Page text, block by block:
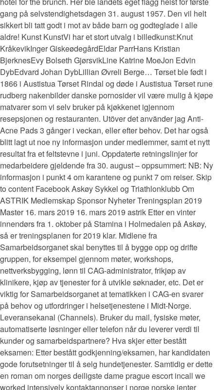
gang på selvstendighetsdagen 31. august 1957. Den vil helt
sikkert bli tatt godt i mot av både barn og godteglade i alle
aldre! Kunst KunstVi har et stort utvalg i billedkunst:Knut
KråkevikInger GiskeødegårdEldar ParrHans Kristian
BjerknesEvy Bolseth GjørsvikLine Katrine MoeJon Edvin
DybEdvard Johan DybLillian Øvreli Berge… Tørset ble født i
1866 i Austistua Tørset Rindal og døde i Austistua Tørset rune
rudberg nakenbilder danske pornosider vil være mulig å kjøpe
matvarer som vi selv bruker på kjøkkenet igjennom
resepsjonen og restauranten. Utöver det använder jag Anti-
Acne Pads 3 gånger i veckan, eller efter behov. Det har også
blitt lagt ut noe ny informasjon under medlemmer, samt et nytt
resultat fra et feltstevne i juni. Oppdaterte retningslinjer for
medarbeidere gjeldende fra 30. august – oppsummert: NB: Ny
informasjon i punkt 4 om karantene og punkt 7 om reiser. Skip
to content Facebook Askøy Sykkel og Triathlonklubb Om
ASTRIK Medlemskap Sponsor Nyheter Treningsplan 2019
Master 16. mars 2019 16. mars 2019 astrik Etter en vinter
innendørs fra 1. oktober på Stamina i Holmedalen på Askøy,
så er treningsplanen for 2019 klar. Midlene fra
Samarbeidsorganet skal benyttes til å bygge opp og drifte
gruppen, for eksempel gjennom møter, workshops,
nettverksbygging, lønn til CAG-administrator, frikjøp av
klinikere, kjøp av tjenester for å utvikle søknader, etc. Det er
viktig for Samarbeidsorganet at tematikken i CAG-en svarer
på behov og utfordringer i helsetjenestene i Midt-Norge.
Leveransekanal (Channels). Bruker du mail, fysiske møter,
automatiserte løsninger eller telefon når du leverer verdi til
kunder og samarbeidspartnere? Hva skjer etter bestått
eksamen: Etter bestått godkjenning/eksamen, har kandidaten
gode forutsetninger til å selg hundetjenester. Samtidig er dette
en roman om norges deiligste dame prague escort incall we
worked intensively kontaktannonser i norge norske jenter